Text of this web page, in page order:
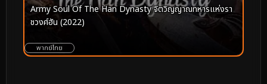
Army Soul Of The Han Dynasty จิตวิญญาณทหารแห่งรา
ชวงศ์ฮัน (2022)
พากย์ไทย